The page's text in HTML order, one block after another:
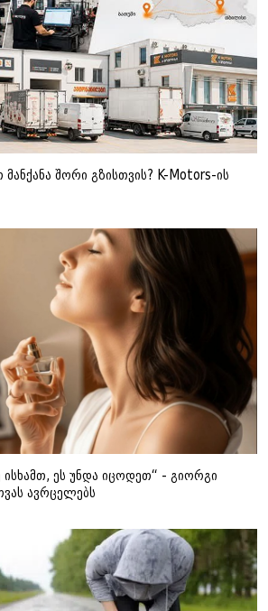
შორი გზისთვის? K-Motors-ის
ისხამთ, ეს უნდა იცოდეთ“ - გიორგი
ავრცელებს